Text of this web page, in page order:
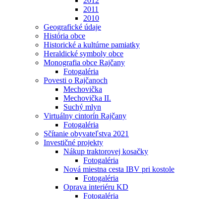
2011
2010
Geografické údaje
História obce
Historické a kultúrne pamiatky
Heraldické symboly obce
Monografia obce Rajčany
Fotogaléria
Povesti o Rajčanoch
Mechovička
Mechovička II.
Suchý mlyn
Virtuálny cintorín Rajčany
Fotogaléria
Sčítanie obyvateľstva 2021
Investičné projekty
Nákup traktorovej kosačky
Fotogaléria
Nová miestna cesta IBV pri kostole
Fotogaléria
Oprava interiéru KD
Fotogaléria